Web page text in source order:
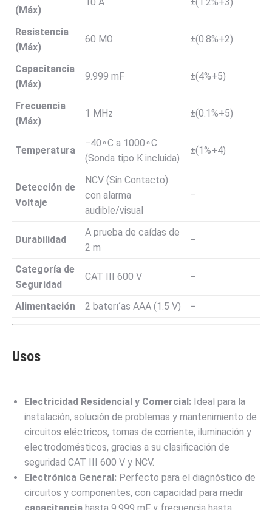
(Máx)
Resistencia
(Máx)
60 MΩ ±(0.8%+2)
Capacitancia
(Máx)
9.999 mF ±(4%+5)
Frecuencia
(Máx)
1 MHz ±(0.1%+5)
Temperatura
−40∘C a 1000∘C
(Sonda tipo K incluida)
±(1%+4)
Detección de
Voltaje
NCV (Sin Contacto)
con alarma
audible/visual
−
Durabilidad
A prueba de caídas de
2 m
−
Categoría de
Seguridad
CAT III 600 V −
Alimentación 2 baterıˊas AAA (1.5 V) −
Usos
Electricidad Residencial y Comercial: Ideal para la
instalación, solución de problemas y mantenimiento de
circuitos eléctricos, tomas de corriente, iluminación y
electrodomésticos, gracias a su clasificación de
seguridad CAT III 600 V y NCV.
Electrónica General: Perfecto para el diagnóstico de
circuitos y componentes, con capacidad para medir